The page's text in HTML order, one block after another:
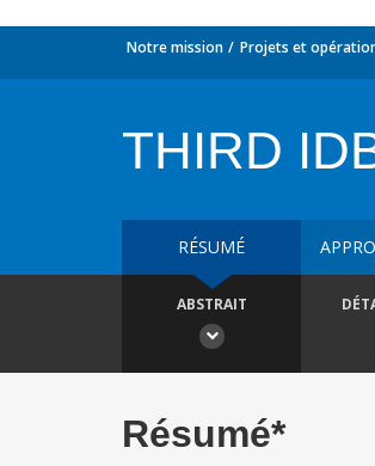
Notre mission Projets et
THIRD
RÉSUMÉ
ABSTRAIT
Résumé*